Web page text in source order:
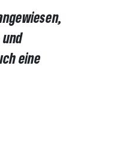
und
eine